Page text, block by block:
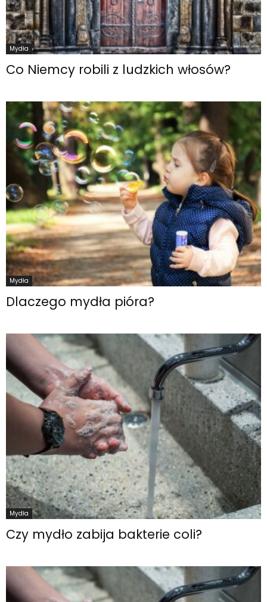
Mydła
Co Niemcy robili z ludzkich włosów?
Mydła
Dlaczego mydła pióra?
Mydła
Czy mydło zabija bakterie coli?